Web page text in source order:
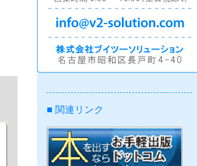
■ 関連リンク